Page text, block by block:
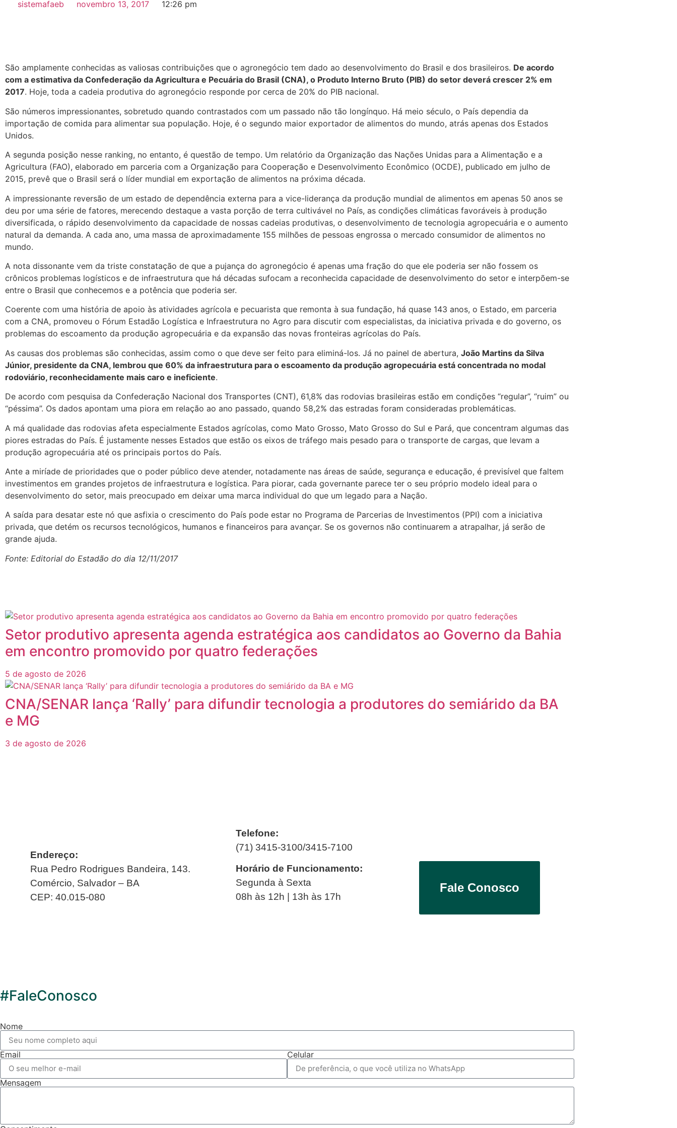
sistemafaeb novembro 13, 2017 12:26 pm
São amplamente conhecidas as valiosas contribuições que o agronegócio tem dado ao desenvolvimento do Brasil e dos brasileiros. De acordo
com a estimativa da Confederação da Agricultura e Pecuária do Brasil (CNA), o Produto Interno Bruto (PIB) do setor deverá crescer 2% em
2017. Hoje, toda a cadeia produtiva do agronegócio responde por cerca de 20% do PIB nacional.
São números impressionantes, sobretudo quando contrastados com um passado não tão longínquo. Há meio século, o País dependia da
importação de comida para alimentar sua população. Hoje, é o segundo maior exportador de alimentos do mundo, atrás apenas dos Estados
Unidos.
A segunda posição nesse ranking, no entanto, é questão de tempo. Um relatório da Organização das Nações Unidas para a Alimentação e a
Agricultura (FAO), elaborado em parceria com a Organização para Cooperação e Desenvolvimento Econômico (OCDE), publicado em julho de
2015, prevê que o Brasil será o líder mundial em exportação de alimentos na próxima década.
A impressionante reversão de um estado de dependência externa para a vice-liderança da produção mundial de alimentos em apenas 50 anos se
deu por uma série de fatores, merecendo destaque a vasta porção de terra cultivável no País, as condições climáticas favoráveis à produção
diversificada, o rápido desenvolvimento da capacidade de nossas cadeias produtivas, o desenvolvimento de tecnologia agropecuária e o aumento
natural da demanda. A cada ano, uma massa de aproximadamente 155 milhões de pessoas engrossa o mercado consumidor de alimentos no
mundo.
A nota dissonante vem da triste constatação de que a pujança do agronegócio é apenas uma fração do que ele poderia ser não fossem os
crônicos problemas logísticos e de infraestrutura que há décadas sufocam a reconhecida capacidade de desenvolvimento do setor e interpõem-se
entre o Brasil que conhecemos e a potência que poderia ser.
Coerente com uma história de apoio às atividades agrícola e pecuarista que remonta à sua fundação, há quase 143 anos, o Estado, em parceria
com a CNA, promoveu o Fórum Estadão Logística e Infraestrutura no Agro para discutir com especialistas, da iniciativa privada e do governo, os
problemas do escoamento da produção agropecuária e da expansão das novas fronteiras agrícolas do País.
As causas dos problemas são conhecidas, assim como o que deve ser feito para eliminá-los. Já no painel de abertura, João Martins da Silva
Júnior, presidente da CNA, lembrou que 60% da infraestrutura para o escoamento da produção agropecuária está concentrada no modal
rodoviário, reconhecidamente mais caro e ineficiente.
De acordo com pesquisa da Confederação Nacional dos Transportes (CNT), 61,8% das rodovias brasileiras estão em condições “regular”, “ruim” ou
“péssima”. Os dados apontam uma piora em relação ao ano passado, quando 58,2% das estradas foram consideradas problemáticas.
A má qualidade das rodovias afeta especialmente Estados agrícolas, como Mato Grosso, Mato Grosso do Sul e Pará, que concentram algumas das
piores estradas do País. É justamente nesses Estados que estão os eixos de tráfego mais pesado para o transporte de cargas, que levam a
produção agropecuária até os principais portos do País.
Ante a miríade de prioridades que o poder público deve atender, notadamente nas áreas de saúde, segurança e educação, é previsível que faltem
investimentos em grandes projetos de infraestrutura e logística. Para piorar, cada governante parece ter o seu próprio modelo ideal para o
desenvolvimento do setor, mais preocupado em deixar uma marca individual do que um legado para a Nação.
A saída para desatar este nó que asfixia o crescimento do País pode estar no Programa de Parcerias de Investimentos (PPI) com a iniciativa
privada, que detém os recursos tecnológicos, humanos e financeiros para avançar. Se os governos não continuarem a atrapalhar, já serão de
grande ajuda.
Fonte: Editorial do Estadão do dia 12/11/2017
Setor produtivo apresenta agenda estratégica aos candidatos ao Governo da Bahia
em encontro promovido por quatro federações
5 de agosto de 2026
CNA/SENAR lança ‘Rally’ para difundir tecnologia a produtores do semiárido da BA
e MG
3 de agosto de 2026
Endereço:
Rua Pedro Rodrigues Bandeira, 143.
Comércio, Salvador – BA
CEP: 40.015-080
Telefone:
(71) 3415-3100/3415-7100
Horário de Funcionamento:
Segunda à Sexta
08h às 12h | 13h às 17h
Fale Conosco
#FaleConosco
Nome
Email Celular
Mensagem